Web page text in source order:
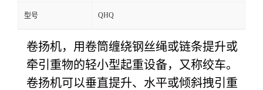
型号 QHQ
卷扬机，用卷筒缠绕钢丝绳或链条提升或
牵引重物的轻小型起重设备，又称绞车。
卷扬机可以垂直提升、水平或倾斜拽引重